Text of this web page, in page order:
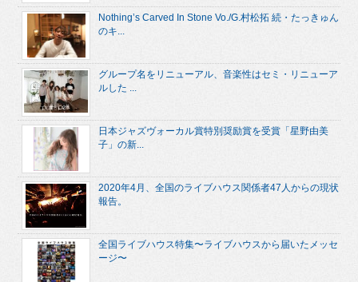
Nothing’s Carved In Stone Vo./G.村松拓 続・たっきゅん
のキ...
グループ名をリニューアル、音楽性はセミ・リニューア
ルした ...
日本ジャズヴォーカル賞特別奨励賞を受賞「星野由美
子」の新...
2020年4月、全国のライブハウス関係者47人からの現状
報告。
全国ライブハウス特集〜ライブハウスから届いたメッセ
ージ〜